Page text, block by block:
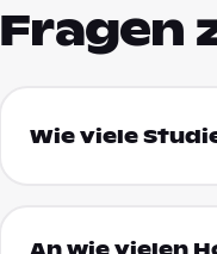
Fragen
Wie viele